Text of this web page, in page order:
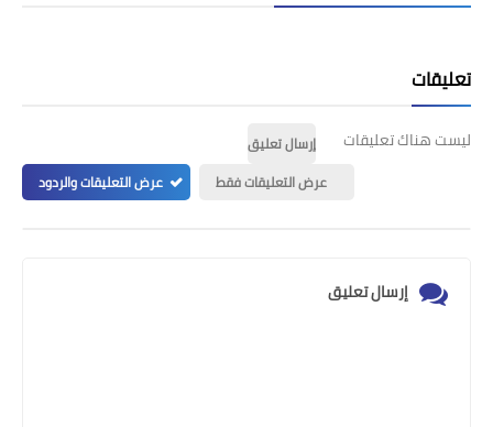
تعليقات
ليست هناك تعليقات
إرسال تعليق
عرض التعليقات فقط
عرض التعليقات والردود
إرسال تعليق